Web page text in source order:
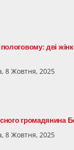
дві
8 Жовтня, 2025
громадянина
8 Жовтня, 2025